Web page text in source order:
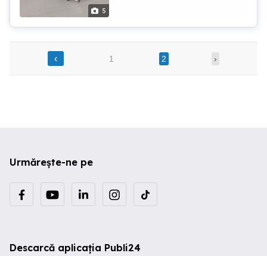
5
‹ 1 2 ›
Urmărește-ne pe
Descarcă aplicația Publi24